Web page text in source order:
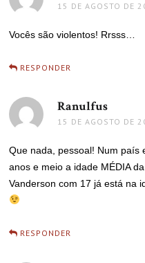
15 DE AGOSTO DE
Vocês são violentos! Rrsss…
RESPONDER
Ranulfus
15 DE AGOSTO DE
Que nada, pessoal! Num país
anos e meio a idade MÉDIA
Vanderson com 17 já está na
RESPONDER